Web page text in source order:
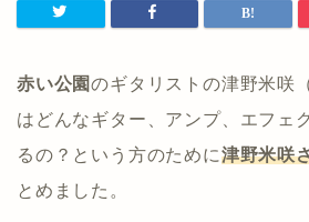
赤い公園のギタリストの津野米咲
はどんなギター、アンプ、エフェ
るの？という方のために津野米咲
とめました。